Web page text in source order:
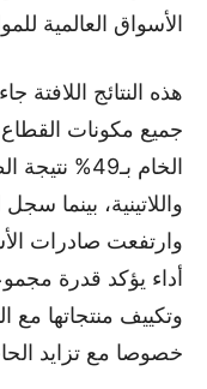
الأسواق العالمية
هذه النتائج
جميع مكونات
الخام
وتكييف منتجاتها مع
خصوصا مع تزايد